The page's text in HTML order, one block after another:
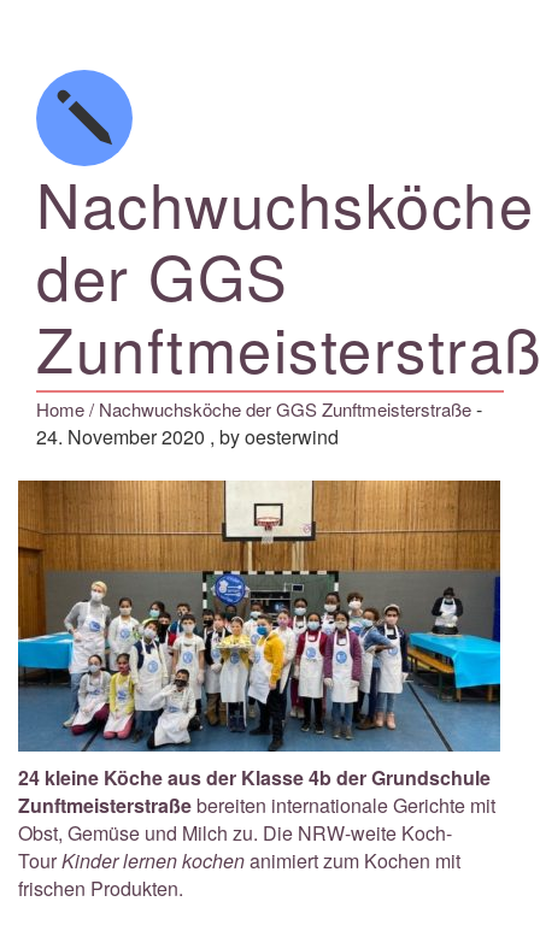
Nachwuchsköche
der GGS
Home/ Nachwuchsköche der GGS Zunftmeisterstraße-
24. November 2020 , by oesterwind
24 kleine Köche aus der Klasse 4b der Grundschule
Zunftmeisterstraßebereiten internationale Gerichte mit
Obst, Gemüse und Milch zu. Die NRW-weite Koch-
TourKinder lernenkochenanimiert zum Kochen mit
frischen Produkten.